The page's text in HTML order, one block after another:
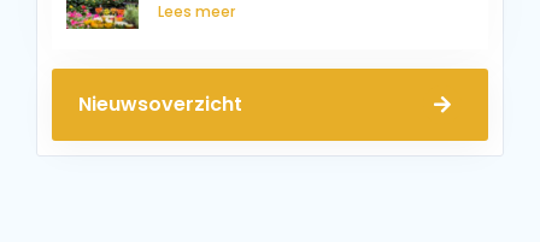
Lees meer
Nieuwsoverzicht